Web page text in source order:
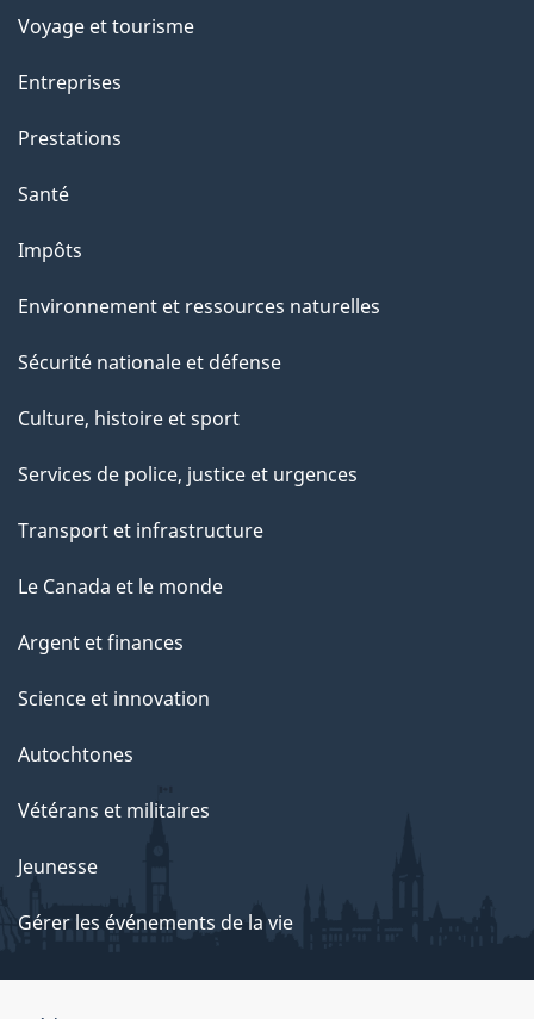
a
g
"
Voyage et tourisme
Entreprises
Prestations
Santé
Impôts
Environnement et ressources naturelles
Sécurité nationale et défense
Culture, histoire et sport
Services de police, justice et urgences
Transport et infrastructure
Le Canada et le monde
Argent et finances
Science et innovation
Autochtones
Vétérans et militaires
Jeunesse
Gérer les événements de la vie